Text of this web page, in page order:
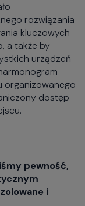
rozwiązania
kluczowych
a także by
urządzeń
organizowanego
dostęp
pewność,
i